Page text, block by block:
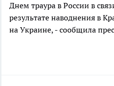
Днем траура в России в
результате наводнения в
на Украине, - сообщила